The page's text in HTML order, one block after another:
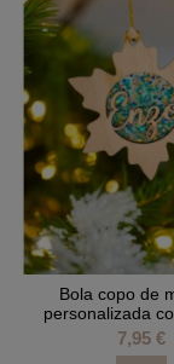
Bola copo de
personalizada
7,95 €